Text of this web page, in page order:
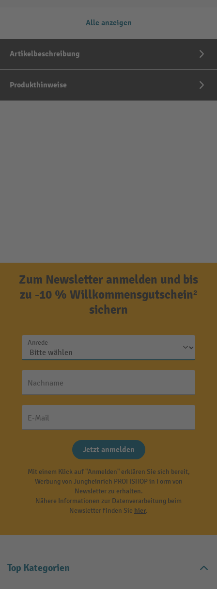
Alle anzeigen
Artikelbeschreibung
Produkthinweise
Zum Newsletter anmelden und bis
zu -10 % Willkommensgutschein²
sichern
Anrede
Nachname
E-Mail
Jetzt anmelden
Mit einem Klick auf "Anmelden" erklären Sie sich bereit,
Werbung von Jungheinrich PROFISHOP in Form von
Newsletter zu erhalten.
Nähere Informationen zur Datenverarbeitung beim
Newsletter finden Sie hier.
Top Kategorien